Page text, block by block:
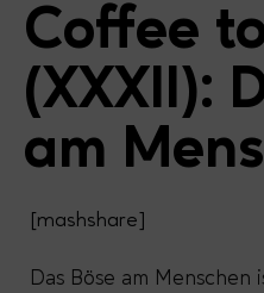
Coffee
(XXXII):
am
[mashshare]
Das Böse am Menschen